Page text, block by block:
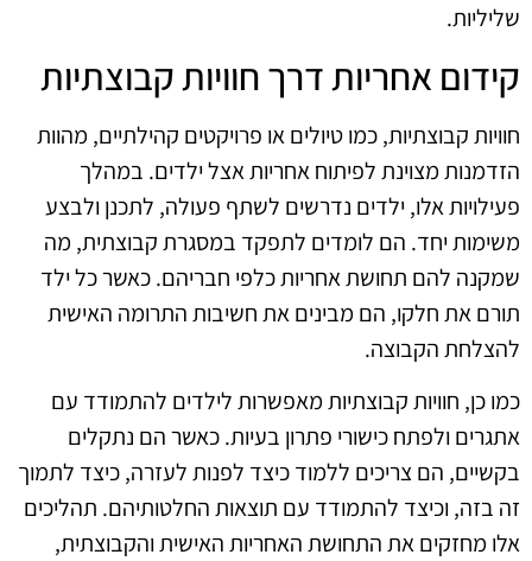
שליליות.
קידום אחריות דרך חוויות קבוצתיות
חוויות קבוצתיות, כמו טיולים או פרויקטים קהילתיים, מהוות
הזדמנות מצוינת לפיתוח אחריות אצל ילדים. במהלך
פעילויות אלו, ילדים נדרשים לשתף פעולה, לתכנן ולבצע
משימות יחד. הם לומדים לתפקד במסגרת קבוצתית, מה
שמקנה להם תחושת אחריות כלפי חבריהם. כאשר כל ילד
תורם את חלקו, הם מבינים את חשיבות התרומה האישית
להצלחת הקבוצה.
כמו כן, חוויות קבוצתיות מאפשרות לילדים להתמודד עם
אתגרים ולפתח כישורי פתרון בעיות. כאשר הם נתקלים
בקשיים, הם צריכים ללמוד כיצד לפנות לעזרה, כיצד לתמוך
זה בזה, וכיצד להתמודד עם תוצאות החלטותיהם. תהליכים
אלו מחזקים את התחושת האחריות האישית והקבוצתית,